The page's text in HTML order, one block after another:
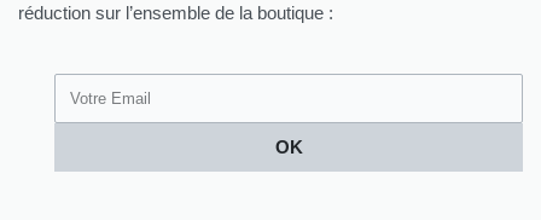
réduction sur l’ensemble de la boutique :
OK